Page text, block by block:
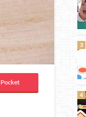
Pocket